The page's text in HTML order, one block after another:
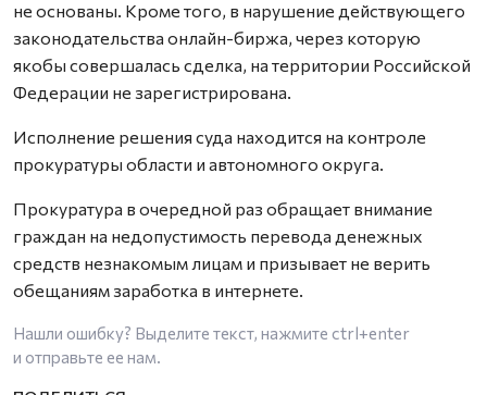
не основаны. Кроме того, в нарушение действующего
законодательства онлайн-биржа, через которую
якобы совершалась сделка, на территории Российской
Федерации не зарегистрирована.
Исполнение решения суда находится на контроле
прокуратуры области и автономного округа.
Прокуратура в очередной раз обращает внимание
граждан на недопустимость перевода денежных
средств незнакомым лицам и призывает не верить
обещаниям заработка в интернете.
Нашли ошибку? Выделите текст, нажмите ctrl+enter
и отправьте ее нам.